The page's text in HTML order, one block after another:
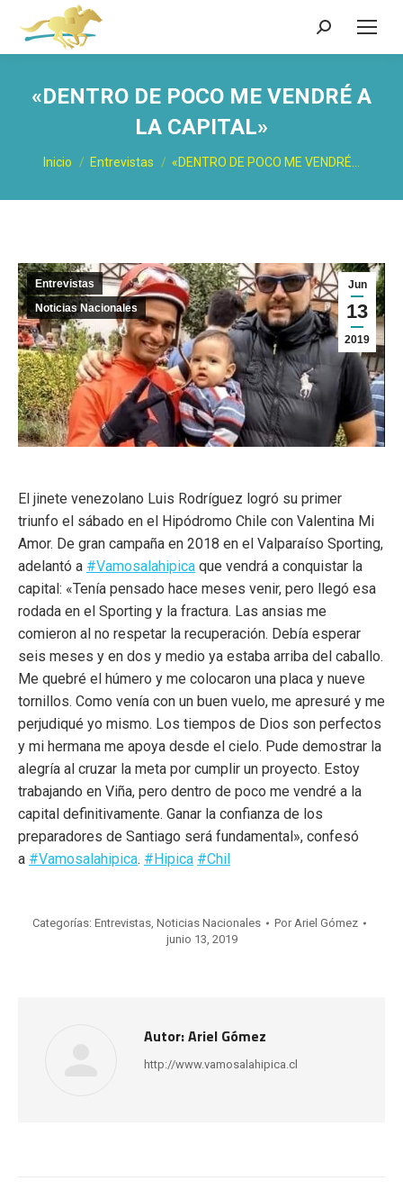
Buscar:
«DENTRO DE POCO ME VENDRÉ A
LA CAPITAL»
Estás aquí:
Inicio Entrevistas «DENTRO DE POCO ME VENDRÉ…
Jun
13
2019
Entrevistas
Noticias Nacionales
El jinete venezolano Luis Rodríguez logró su primer
triunfo el sábado en el Hipódromo Chile con Valentina Mi
Amor. De gran campaña en 2018 en el Valparaíso Sporting,
adelantó a #Vamosalahipica que vendrá a conquistar la
capital: «Tenía pensado hace meses venir, pero llegó esa
rodada en el Sporting y la fractura. Las ansias me
comieron al no respetar la recuperación. Debía esperar
seis meses y en dos y medio ya estaba arriba del caballo.
Me quebré el húmero y me colocaron una placa y nueve
tornillos. Como venía con un buen vuelo, me apresuré y me
perjudiqué yo mismo. Los tiempos de Dios son perfectos
y mi hermana me apoya desde el cielo. Pude demostrar la
alegría al cruzar la meta por cumplir un proyecto. Estoy
trabajando en Viña, pero dentro de poco me vendré a la
capital definitivamente. Ganar la confianza de los
preparadores de Santiago será fundamental», confesó
a #Vamosalahipica. #Hipica #Chil
Categorías: Entrevistas, Noticias Nacionales Por Ariel Gómez
junio 13, 2019
Autor:Ariel Gómez
http://www.vamosalahipica.cl